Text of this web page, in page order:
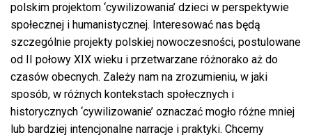
polskim projektom ‘cywilizowania’ dzieci w perspektywie
społecznej i humanistycznej. Interesować nas będą
szczególnie projekty polskiej nowoczesności, postulowane
od II połowy XIX wieku i przetwarzane różnorako aż do
czasów obecnych. Zależy nam na zrozumieniu, w jaki
sposób, w różnych kontekstach społecznych i
historycznych ‘cywilizowanie’ oznaczać mogło różne mniej
lub bardziej intencjonalne narracje i praktyki. Chcemy